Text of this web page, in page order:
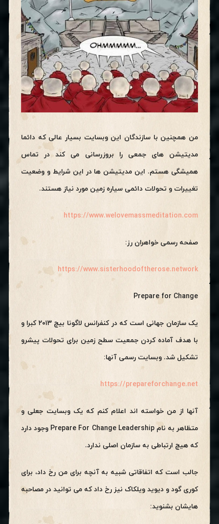
من همچنین با سازندگان این وبسایت بسیار عالی که دائما
مدیتیشن های جمعی را بروزرسانی می کند در تماس
همیشگی هستم. این مدیتیشن ها در این شرایط و وضعیت
تغییرات و تحولات دائمی سیاره زمین مورد نیاز هستند.
https://www.welovemassmeditation.com
صفحه رسمی خواهران رز:
https://www.sisterhoodoftherose.network
Prepare for Change
یک سازمان جهانی است که در کنفرانس لاگونا بیچ ۲۰۱۳ کبرا و
با هدف آماده کردن جمعیت سطح زمین برای تحولات پیشرو
تشکیل شد. وبسایت رسمی آنها:
https://prepareforchange.net
آنها از من خواسته اند اعلام کنم که یک وبسایت جعلی و
متظاهر به نام Prepare For Change Leadership وجود دارد
که هیچ ارتباطی به سازمان اصلی ندارد.
جالب است که اتفاقاتی شبیه به آنچه برای من رخ داد، برای
کوری گود و دیوید ویلکاک نیز رخ داد که می توانید در مصاحبه
هایشان بشنوید: